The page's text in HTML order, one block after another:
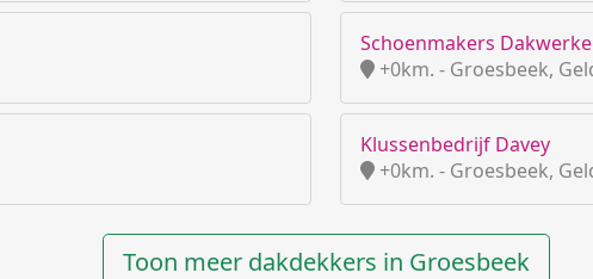
Schoenmakers
+0km. - Groesbeek,
Klussenbedrijf Davey
+0km. - Groesbeek,
Toon meer dakdekkers in Groesbeek